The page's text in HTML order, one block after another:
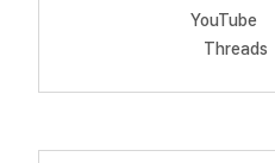
YouTube
Threads